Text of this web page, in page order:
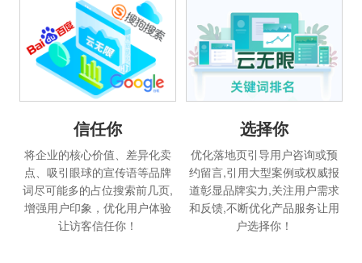
信任你
将企业的核心价值、差异化卖
点、吸引眼球的宣传语等品牌
词尽可能多的占位搜索前几页,
增强用户印象，优化用户体验
让访客信任你！
选择你
优化落地页引导用户咨询或预
约留言,引用大型案例或权威报
道彰显品牌实力,关注用户需求
和反馈,不断优化产品服务让用
户选择你！